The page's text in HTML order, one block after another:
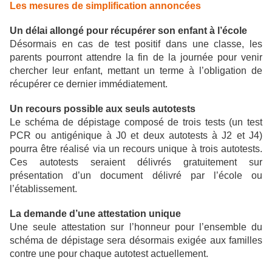
Les mesures de simplification annoncées
Un délai allongé pour récupérer son enfant à l’école
Désormais en cas de test positif dans une classe, les
parents pourront attendre la fin de la journée pour venir
chercher leur enfant, mettant un terme à l’obligation de
récupérer ce dernier immédiatement.
Un recours possible aux seuls autotests
Le schéma de dépistage composé de trois tests (un test
PCR ou antigénique à J0 et deux autotests à J2 et J4)
pourra être réalisé via un recours unique à trois autotests.
Ces autotests seraient délivrés gratuitement sur
présentation d’un document délivré par l’école ou
l’établissement.
La demande d’une attestation unique
Une seule attestation sur l’honneur pour l’ensemble du
schéma de dépistage sera désormais exigée aux familles
contre une pour chaque autotest actuellement.